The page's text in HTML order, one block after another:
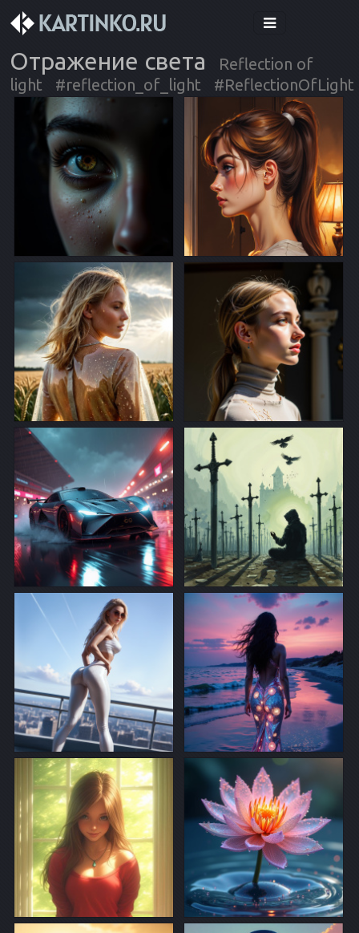
Отражение света
Reflection of
light
#reflection_of_light #ReflectionOfLight